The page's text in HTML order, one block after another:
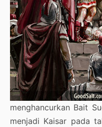
menghancurkan Bait
menjadi Kaisar pada